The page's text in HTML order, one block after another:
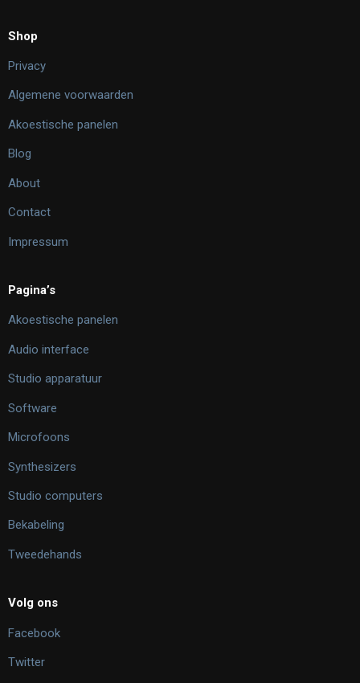
Shop
Privacy
Algemene voorwaarden
Akoestische panelen
Blog
About
Contact
Impressum
Pagina’s
Akoestische panelen
Audio interface
Studio apparatuur
Software
Microfoons
Synthesizers
Studio computers
Bekabeling
Tweedehands
Volg ons
Facebook
Twitter